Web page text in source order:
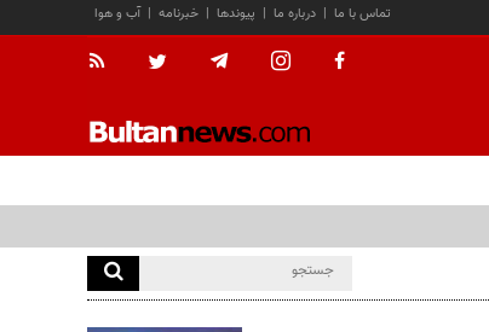
آب و هوا | خبرنامه | پیوندها | درباره ما | تماس با ما